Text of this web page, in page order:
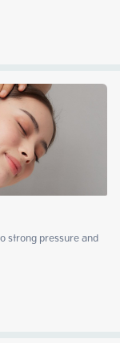
strong pressure and